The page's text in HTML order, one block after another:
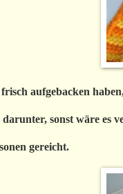
aufgebacken
sonst wäre es
gereicht.